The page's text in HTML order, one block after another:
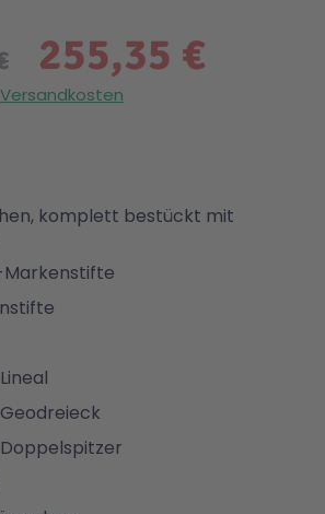
255,35 €
Versandkosten
komplett bestückt mit